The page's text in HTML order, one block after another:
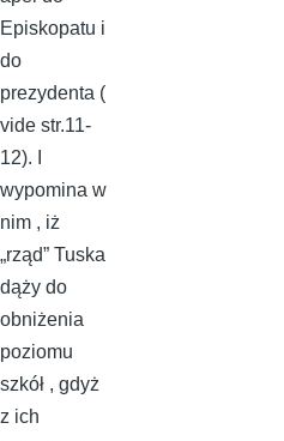
Episkopatu i
do
prezydenta (
vide str.11-
12). I
wypomina w
nim , iż
„rząd” Tuska
dąży do
obniżenia
poziomu
szkół , gdyż
z ich